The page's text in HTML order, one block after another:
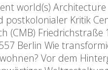
world(s)
Kritik
(CMB)
Berlin Wie
Vor dem